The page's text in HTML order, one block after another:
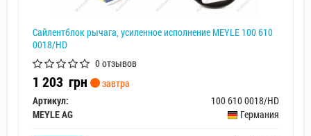
Сайлентблок рычага, усиленное исполнение MEYLE 100 610
0018/HD
0 отзывов
1 203 грн
завтра
Артикул:
100 610 0018/HD
MEYLE AG
Германия